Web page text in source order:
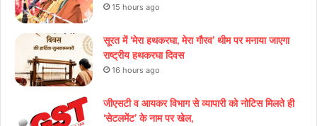
15 hours ago
सूरत में ‘मेरा हथकरघा, मेरा गौरव’ थीम पर मनाया जाएगा
राष्ट्रीय हथकरघा दिवस
16 hours ago
जीएसटी व आयकर विभाग से व्यापारी को नोटिस मिलते ही
‘सेटलमेंट’ के नाम पर खेल,